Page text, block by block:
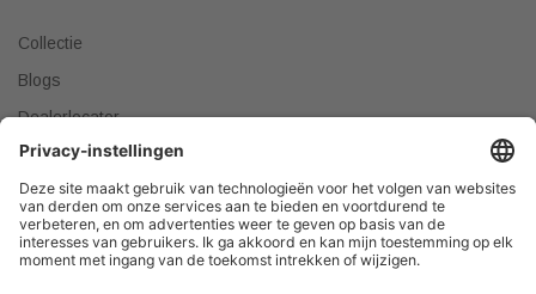
Collectie
Blogs
Dealerlocator
Dealer worden
Meest gestelde vragen
Tips & Tricks